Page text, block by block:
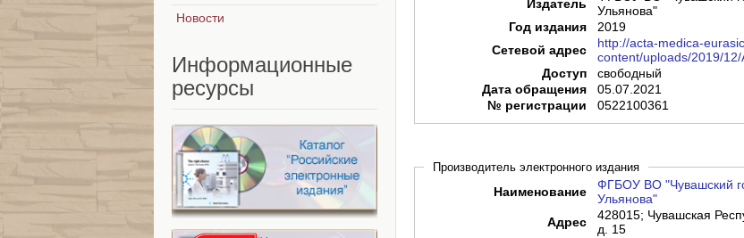
Издатель
Ульянова"
Год издания
2019
Сетевой адрес
http://acta-medica-
content/uploads/2019/
Доступ
свободный
Дата обращения
05.07.2021
№ регистрации
0522100361
Производитель электронного издания
Наименование
ФГБОУ ВО "Чувашский
Ульянова"
Адрес
428015; Чувашская
д. 15
Новости
Информационные
ресурсы